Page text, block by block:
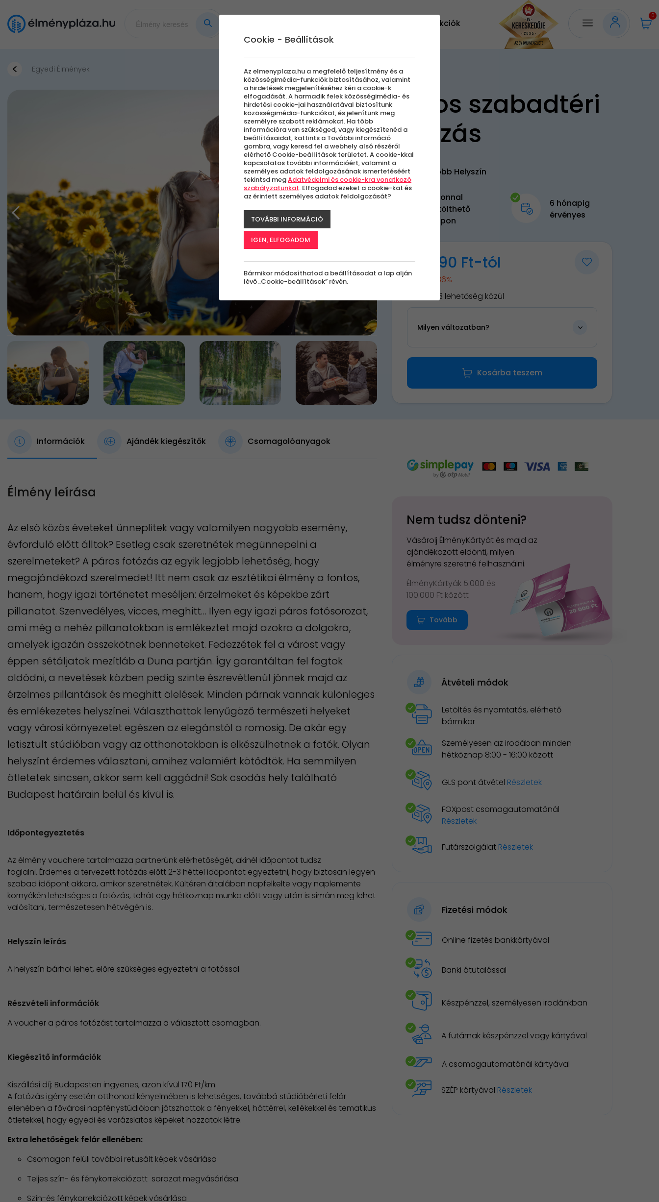
Akciók
0
Egyedi Élmények
-36%
Páros szabadtéri
fotózás
Több Helyszín
Azonnal
letölthető
kupon
6 hónapig
érvényes
34 990 Ft-tól
Akciós -36%
Válassz 3 lehetőség közül
Milyen változatban?
Kosárba teszem
Információk Ajándék kiegészítők Csomagolóanyagok
Élmény leírása
Az első közös éveteket ünneplitek vagy valamilyen nagyobb esemény,
évforduló előtt álltok? Esetleg csak szeretnétek megünnepelni a
szerelmeteket? A páros fotózás az egyik legjobb lehetőség, hogy
megajándékozd szerelmedet! Itt nem csak az esztétikai élmény a fontos,
hanem, hogy igazi történetet meséljen: érzelmeket és képekbe zárt
pillanatot. Szenvedélyes, vicces, meghitt… Ilyen egy igazi páros fotósorozat,
ami még a nehéz pillanatokban is emlékeztet majd azokra a dolgokra,
amelyek igazán összekötnek benneteket. Fedezzétek fel a várost vagy
éppen sétáljatok mezítláb a Duna partján. Így garantáltan fel fogtok
oldódni, a nevetések közben pedig szinte észrevétlenül jönnek majd az
érzelmes pillantások és meghitt ölelések. Minden párnak vannak különleges
és emlékezetes helyszínei. Választhattok lenyűgöző természeti helyeket
vagy városi környezetet egészen az elegánstól a romosig. De akár egy
letisztult stúdióban vagy az otthonotokban is elkészülhetnek a fotók. Olyan
helyszínt érdemes választani, amihez valamiért kötődtök. Ha semmilyen
ötletetek sincsen, akkor sem kell aggódni! Sok csodás hely található
Budapest határain belül és kívül is.
Időpontegyeztetés
Az élmény vouchere tartalmazza partnerünk elérhetőségét, akinél időpontot tudsz
foglalni. Érdemes a tervezett fotózás előtt 2-3 héttel időpontot egyeztetni, hogy biztosan legyen
szabad időpont akkora, amikor szeretnétek. Kültéren általában napfelkelte vagy naplemente
környékén lehetséges a fotózás, tehát egy hétköznap munka előtt vagy után is simán meg lehet
valósítani, természetesen hétvégén is.
Helyszín leírás
A helyszín bárhol lehet, előre szükséges egyeztetni a fotóssal.
Részvételi információk
A voucher a páros fotózást tartalmazza a választott csomagban.
Kiegészítő információk
Kiszállási díj: Budapesten ingyenes, azon kívül 170 Ft/km.
A fotózás igény esetén otthonod kényelmében is lehetséges, továbbá stúdióbérleti felár
ellenében a fővárosi napfénystúdióban játszhattok a fényekkel, háttérrel, kellékekkel és tematikus
ötletekkel, hogy egyedi és varázslatos képeket hozzatok létre.
Extra lehetőségek felár ellenében:
Csomagon felüli további retusált képek vásárlása
Teljes szín- és fénykorrekciózott sorozat megvásárlása
Szín-és fénykorrekciózott képek vásárlása
Nem tudsz dönteni?
Vásárolj ÉlményKártyát és majd az
ajándékozott eldönti, milyen
élményre szeretné felhasználni.
ÉlményKártyák 5.000 és
100.000 Ft között
Tovább
Átvételi módok
Letöltés és nyomtatás, elérhető
bármikor
Személyesen az irodában minden
hétköznap 8:00 - 16:00 között
GLS pont átvétel Részletek
FOXpost csomagautomatánál
Részletek
Futárszolgálat Részletek
Fizetési módok
Online fizetés bankkártyával
Banki átutalással
Készpénzzel, személyesen irodánkban
A futárnak készpénzzel vagy kártyával
A csomagautomatánál kártyával
SZÉP kártyával Részletek
Cookie - Beállítások
Az elmenyplaza.hu a megfelelő teljesítmény és a
közösségimédia-funkciók biztosításához, valamint
a hirdetések megjelenítéséhez kéri a cookie-k
elfogadását. A harmadik felek közösségimédia- és
hirdetési cookie-jai használatával biztosítunk
közösségimédia-funkciókat, és jelenítünk meg
személyre szabott reklámokat. Ha több
információra van szükséged, vagy kiegészítenéd a
beállításaidat, kattints a További információ
gombra, vagy keresd fel a webhely alsó részéről
elérhető Cookie-beállítások területet. A cookie-kkal
kapcsolatos további információért, valamint a
személyes adatok feldolgozásának ismertetéséért
tekintsd megAdatvédelmi és cookie-kra vonatkozó
szabályzatunkat. Elfogadod ezeket a cookie-kat és
az érintett személyes adatok feldolgozását?
TOVÁBBI INFORMÁCIÓ
IGEN, ELFOGADOM
Bármikor módosíthatod a beállításodat a lap alján
lévő „Cookie-beállítások” révén.